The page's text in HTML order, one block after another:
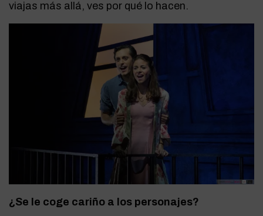
viajas más allá, ves por qué lo hacen.
¿Se le coge cariño a los personajes?